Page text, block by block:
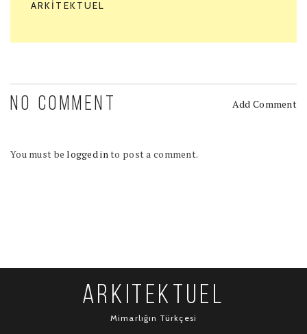
ARKITEKTUEL
NO COMMENT Add Comment
You must belogged in to post a comment.
ARKITEKTUEL
Mimarlığın Türkçesi